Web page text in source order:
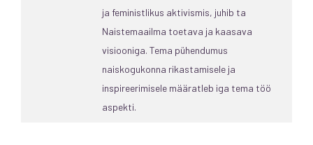
ja feministlikus aktivismis, juhib ta
Naistemaailma toetava ja kaasava
visiooniga. Tema pühendumus
naiskogukonna rikastamisele ja
inspireerimisele määratleb iga tema töö
aspekti.